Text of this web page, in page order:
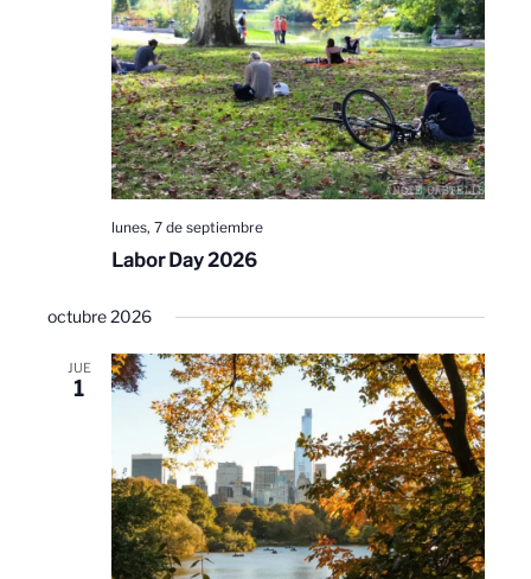
lunes, 7 de septiembre
Labor Day 2026
octubre 2026
JUE
1